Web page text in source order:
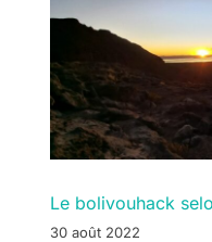
Le bolivouhack
30 août 2022